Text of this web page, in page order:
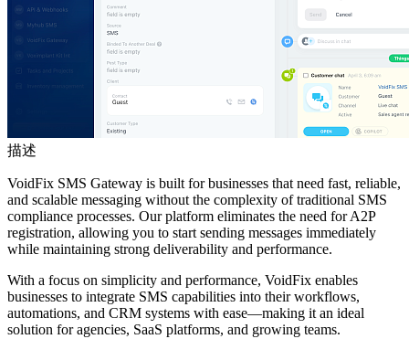
描述
VoidFix SMS Gateway is built for businesses that need fast, reliable,
and scalable messaging without the complexity of traditional SMS
compliance processes. Our platform eliminates the need for A2P
registration, allowing you to start sending messages immediately
while maintaining strong deliverability and performance.
With a focus on simplicity and performance, VoidFix enables
businesses to integrate SMS capabilities into their workflows,
automations, and CRM systems with ease—making it an ideal
solution for agencies, SaaS platforms, and growing teams.